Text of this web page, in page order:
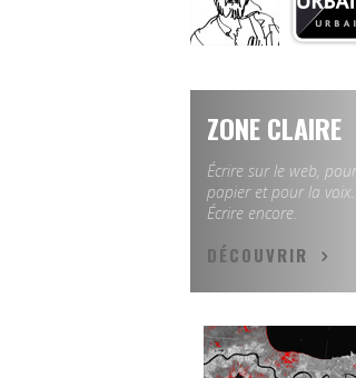
ZONE CLAIRE
Écrire sur le web,
papier et pour la voix.
Écrire encore.
DÉCOUVRIR